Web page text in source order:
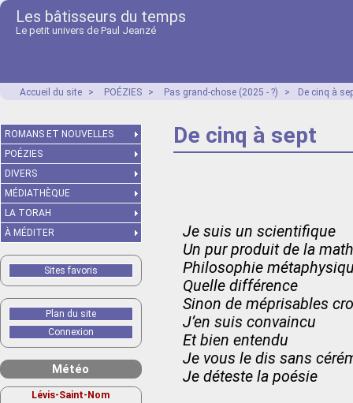
Les bâtisseurs du temps
Le petit univers de Paul Jeanzé
Accueil du site > POÉZIES > Pas grand-chose (2025 - ?) > De cinq à
De cinq à sept
Je suis un scientifique
Un pur produit de la
Philosophie
Quelle différence
Sinon de méprisables
J’en suis convaincu
Et bien entendu
Je vous le dis sans
Je déteste la poésie
ROMANS ET NOUVELLES
POÉZIES
DIVERS
MÉDIATHÈQUE
LA TORAH
À MÉDITER
Sites favoris
Plan du site
Connexion
Météo
Lévis-Saint-Nom